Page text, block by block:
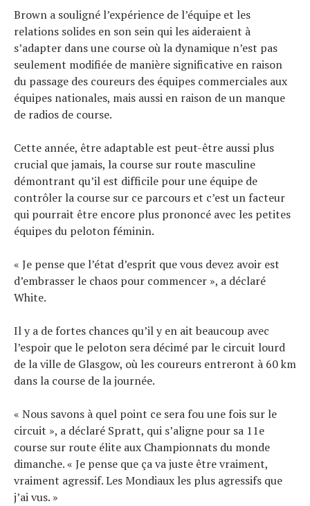
Brown a souligné l’expérience de l’équipe et les
relations solides en son sein qui les aideraient à
s’adapter dans une course où la dynamique n’est pas
seulement modifiée de manière significative en raison
du passage des coureurs des équipes commerciales aux
équipes nationales, mais aussi en raison de un manque
de radios de course.
Cette année, être adaptable est peut-être aussi plus
crucial que jamais, la course sur route masculine
démontrant qu’il est difficile pour une équipe de
contrôler la course sur ce parcours et c’est un facteur
qui pourrait être encore plus prononcé avec les petites
équipes du peloton féminin.
« Je pense que l’état d’esprit que vous devez avoir est
d’embrasser le chaos pour commencer », a déclaré
White.
Il y a de fortes chances qu’il y en ait beaucoup avec
l’espoir que le peloton sera décimé par le circuit lourd
de la ville de Glasgow, où les coureurs entreront à 60 km
dans la course de la journée.
« Nous savons à quel point ce sera fou une fois sur le
circuit », a déclaré Spratt, qui s’aligne pour sa 11e
course sur route élite aux Championnats du monde
dimanche. « Je pense que ça va juste être vraiment,
vraiment agressif. Les Mondiaux les plus agressifs que
j’ai vus. »